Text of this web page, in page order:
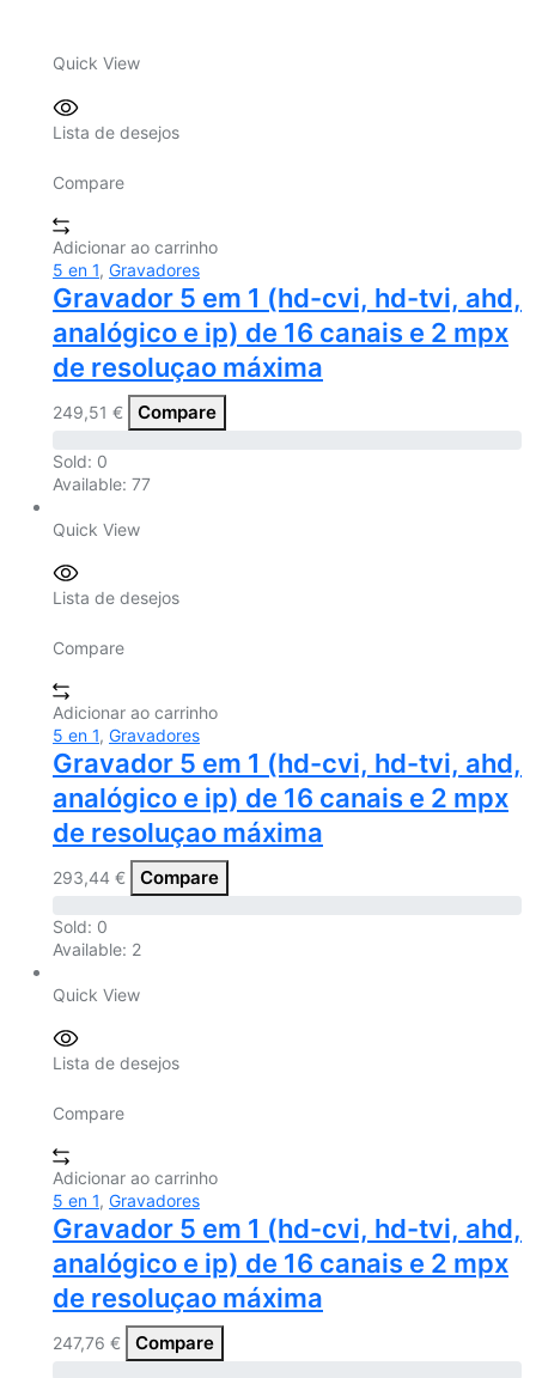
Quick View
Lista de desejos
Compare
Adicionar ao carrinho
5 en 1, Gravadores
Gravador 5 em 1 (hd-cvi, hd-tvi, ahd,
analógico e ip) de 16 canais e 2 mpx
de resoluçao máxima
249,51 € Compare
Sold: 0
Available: 77
Quick View
Lista de desejos
Compare
Adicionar ao carrinho
5 en 1, Gravadores
Gravador 5 em 1 (hd-cvi, hd-tvi, ahd,
analógico e ip) de 16 canais e 2 mpx
de resoluçao máxima
293,44 € Compare
Sold: 0
Available: 2
Quick View
Lista de desejos
Compare
Adicionar ao carrinho
5 en 1, Gravadores
Gravador 5 em 1 (hd-cvi, hd-tvi, ahd,
analógico e ip) de 16 canais e 2 mpx
de resoluçao máxima
247,76 € Compare